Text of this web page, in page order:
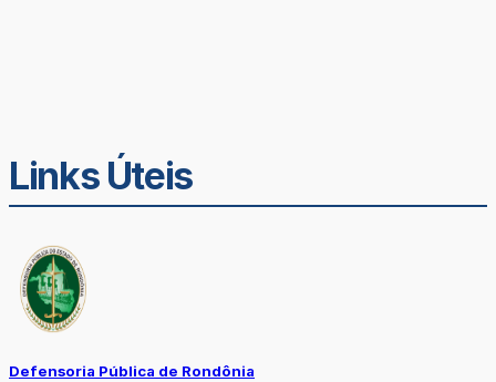
Links Úteis
Defensoria Pública de Rondônia